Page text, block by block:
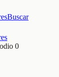
Buscar
0